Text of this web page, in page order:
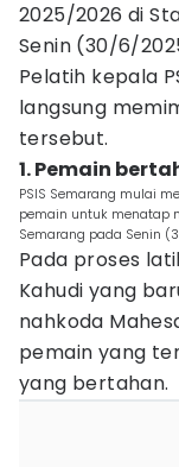
2025/2026 di
Senin (30/6/
Pelatih kepala
langsung
tersebut.
1. Pemain
PSIS Semarang mulai
pemain untuk menatap
Semarang pada Senin
Pada proses
Kahudi yang
nahkoda
pemain yang
yang bertahan.